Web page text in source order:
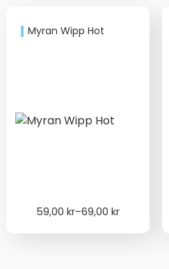
Myran Wipp Hot
59,00kr–69,00kr
Price